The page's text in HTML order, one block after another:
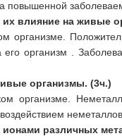
повышенной
влияние на живые
организме.
организм .
организмы. (3ч.)
организме.
различных